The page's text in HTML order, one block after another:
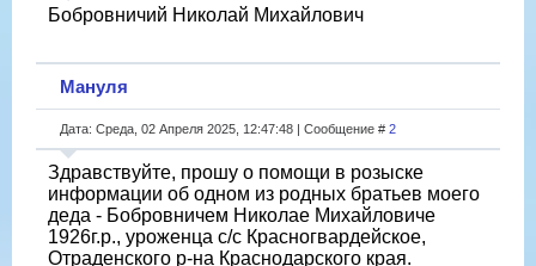
Бобровничий Николай Михайлович
Мануля
Дата: Среда, 02 Апреля 2025, 12:47:48 | Сообщение # 2
Здравствуйте, прошу о помощи в розыске
информации об одном из родных братьев моего
деда - Бобровничем Николае Михайловиче
1926г.р., уроженца с/с Красногвардейское,
Отраденского р-на Краснодарского края.